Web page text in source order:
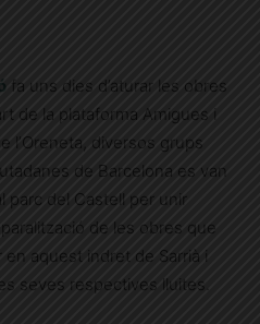
fa uns dies d’aturar les obres
de la plataforma Amigues i
l’Oreneta, diversos grups
de Barcelona es van
parc del Castell per unir
de les obres que
aquest indret de Sarrià i
seves respectives lluites.